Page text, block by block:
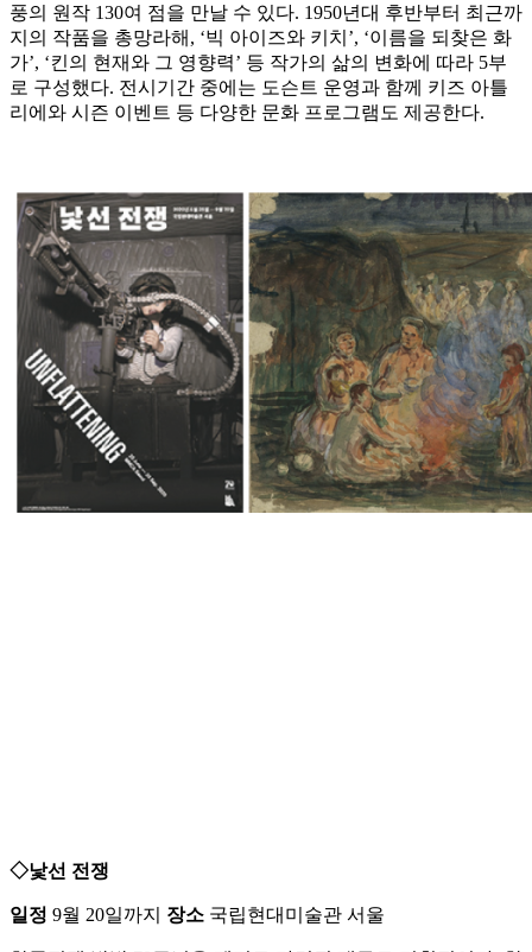
풍의 원작 130여 점을 만날 수 있다. 1950년대 후반부터 최근까
지의 작품을 총망라해, ‘빅 아이즈와 키치’, ‘이름을 되찾은 화
가’, ‘킨의 현재와 그 영향력’ 등 작가의 삶의 변화에 따라 5부
로 구성했다. 전시기간 중에는 도슨트 운영과 함께 키즈 아틀
리에와 시즌 이벤트 등 다양한 문화 프로그램도 제공한다.
◇낯선 전쟁
일정 9월 20일까지 장소 국립현대미술관 서울